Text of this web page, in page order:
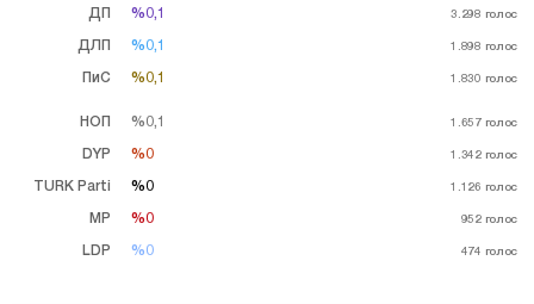
ДП
ДЛП
ПиС
%0,1 3.298 голос
%0,1 1.898 голос
%0,1 1.830 голос
%0,1
%0,1
%0,1
НОП
DYP
TURK Parti
MP
LDP
%0,1 1.657 голос
%0 1.342 голос
%0 1.126 голос
%0 952 голос
%0 474 голос
%0,1
%0
%0
%0
%0